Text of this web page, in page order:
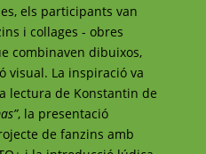
els participants van
i collages - obres
combinaven dibuixos,
visual. La inspiració va
lectura de Konstantin de
, la presentació
de fanzins amb